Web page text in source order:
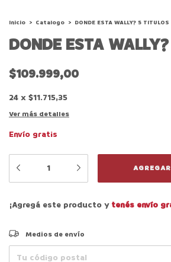
Inicio > Catalogo > DONDE ESTA WALLY? 5 TITULOS
DONDE ESTA
$109.999,00
24 x $11.715,35
Ver más detalles
Envío gratis
¡Agregá este producto y tenés envío
Entregas para el CP:
Medios de envío